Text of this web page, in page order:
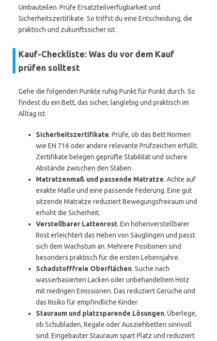
Umbauteilen. Prüfe Ersatzteilverfügbarkeit und
Sicherheitszertifikate. So triffst du eine Entscheidung, die
praktisch und zukunftssicher ist.
Kauf-Checkliste: Was du vor dem Kauf
prüfen solltest
Gehe die folgenden Punkte ruhig Punkt für Punkt durch. So
findest du ein Bett, das sicher, langlebig und praktisch im
Alltag ist.
Sicherheitszertifikate. Prüfe, ob das Bett Normen
wie EN 716 oder andere relevante Prüfzeichen erfüllt.
Zertifikate belegen geprüfte Stabilität und sichere
Abstände zwischen den Stäben.
Matratzenmaß und passende Matratze. Achte auf
exakte Maße und eine passende Federung. Eine gut
sitzende Matratze reduziert Bewegungsfreiraum und
erhöht die Sicherheit.
Verstellbarer Lattenrost. Ein höhenverstellbarer
Rost erleichtert das Heben von Säuglingen und passt
sich dem Wachstum an. Mehrere Positionen sind
besonders praktisch für die ersten Lebensjahre.
Schadstofffreie Oberflächen. Suche nach
wasserbasierten Lacken oder unbehandeltem Holz
mit niedrigen Emissionen. Das reduziert Gerüche und
das Risiko für empfindliche Kinder.
Stauraum und platzsparende Lösungen. Überlege,
ob Schubladen, Regale oder Ausziehbetten sinnvoll
sind. Eingebauter Stauraum spart Platz und reduziert